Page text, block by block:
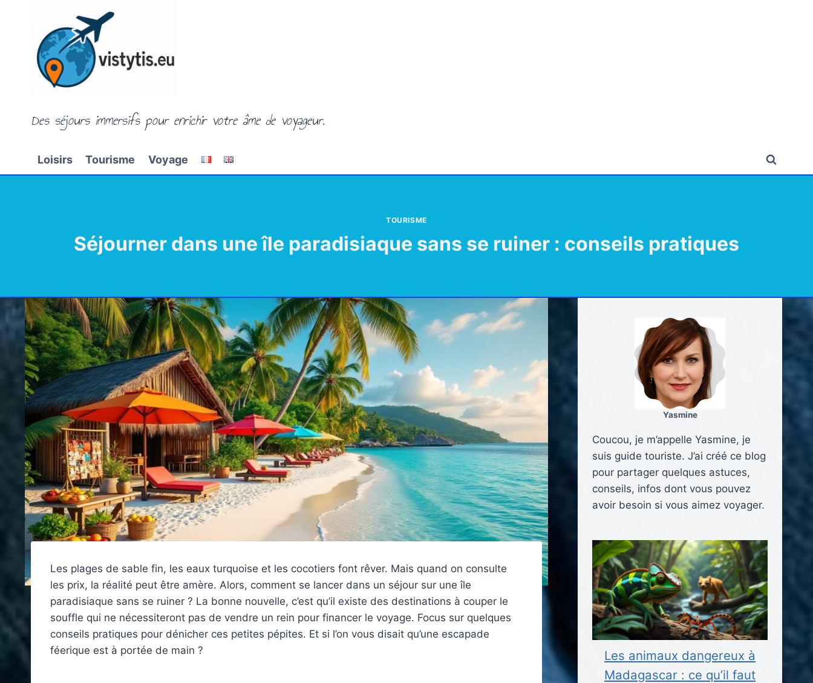
Des séjours immersifs pour enrichir votre âme de voyageur.
Loisirs Tourisme Voyage
TOURISME
Séjourner dans une île paradisiaque sans se ruiner : conseils pratiques
Les plages de sable fin, les eaux turquoise et les cocotiers font rêver. Mais quand on consulte
les prix, la réalité peut être amère. Alors, comment se lancer dans un séjour sur une île
paradisiaque sans se ruiner ? La bonne nouvelle, c’est qu’il existe des destinations à couper le
souffle qui ne nécessiteront pas de vendre un rein pour financer le voyage. Focus sur quelques
conseils pratiques pour dénicher ces petites pépites. Et si l’on vous disait qu’une escapade
féerique est à portée de main ?
Yasmine
Coucou, je m’appelle Yasmine, je
suis guide touriste. J’ai créé ce blog
pour partager quelques astuces,
conseils, infos dont vous pouvez
avoir besoin si vous aimez voyager.
Les animaux dangereux à
Madagascar : ce qu’il faut